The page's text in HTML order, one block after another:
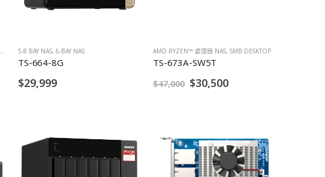
5-8 BAY NAS, 6-BAY NAS
TS-664-8G
$29,999
AMD RYZEN™ 處理器 NAS, SMB-DESKTOP
TS-673A-SW5T
$47,000 $30,500